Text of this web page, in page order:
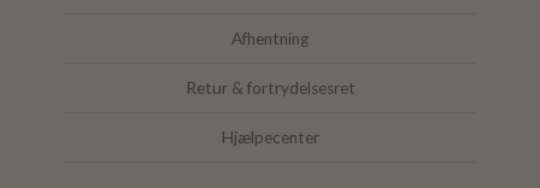
Afhentning
Retur & fortrydelsesret
Hjælpecenter